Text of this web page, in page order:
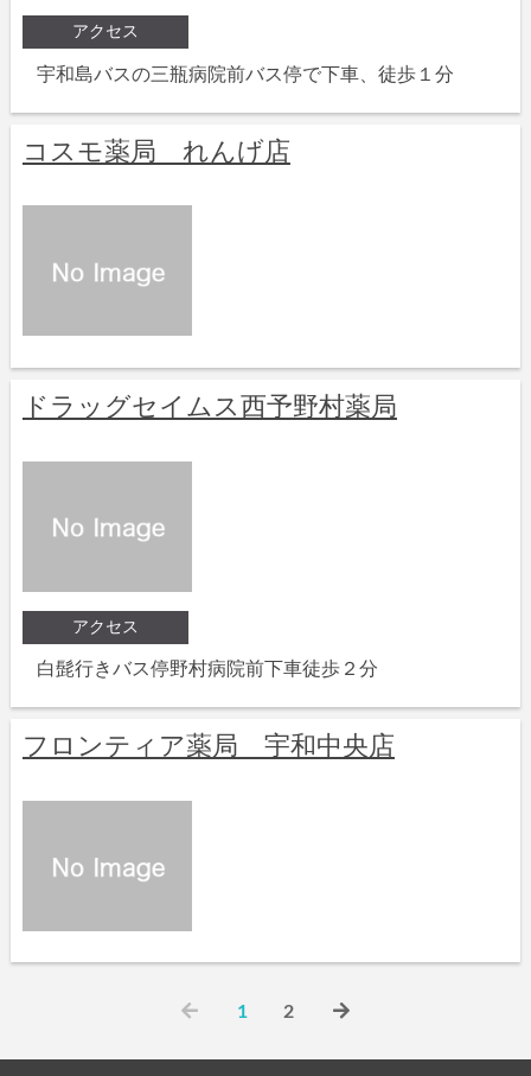
アクセス
宇和島バスの三瓶病院前バス停で下車、徒歩１分
コスモ薬局 れんげ店
ドラッグセイムス西予野村薬局
アクセス
白髭行きバス停野村病院前下車徒歩２分
フロンティア薬局 宇和中央店
1 2